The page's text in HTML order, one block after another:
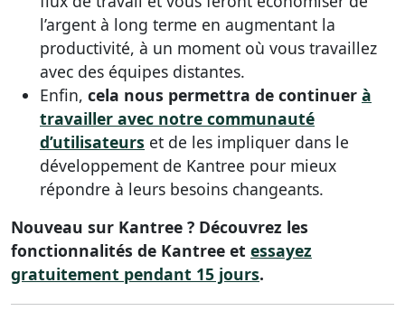
l’argent à long terme en augmentant la
productivité, à un moment où vous travaillez
avec des équipes distantes.
Enfin, cela nous permettra de continuer à
travailler avec notre communauté
d’utilisateurs et de les impliquer dans le
développement de Kantree pour mieux
répondre à leurs besoins changeants.
Nouveau sur Kantree ? Découvrez les
fonctionnalités de Kantree et essayez
gratuitement pendant 15 jours.